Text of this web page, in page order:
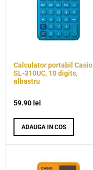
Calculator portabil Casio
SL-310UC, 10 digits,
albastru
59.90 lei
ADAUGA IN COS